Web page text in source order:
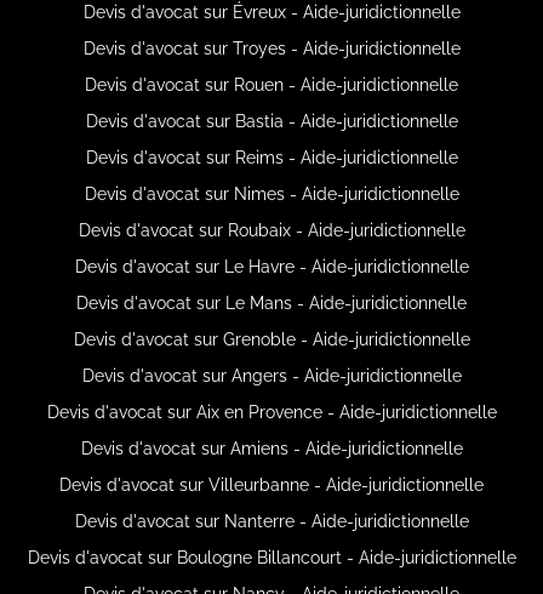
Devis d'avocat sur Évreux - Aide-juridictionnelle
Devis d'avocat sur Troyes - Aide-juridictionnelle
Devis d'avocat sur Rouen - Aide-juridictionnelle
Devis d'avocat sur Bastia - Aide-juridictionnelle
Devis d'avocat sur Reims - Aide-juridictionnelle
Devis d'avocat sur Nimes - Aide-juridictionnelle
Devis d'avocat sur Roubaix - Aide-juridictionnelle
Devis d'avocat sur Le Havre - Aide-juridictionnelle
Devis d'avocat sur Le Mans - Aide-juridictionnelle
Devis d'avocat sur Grenoble - Aide-juridictionnelle
Devis d'avocat sur Angers - Aide-juridictionnelle
Devis d'avocat sur Aix en Provence - Aide-juridictionnelle
Devis d'avocat sur Amiens - Aide-juridictionnelle
Devis d'avocat sur Villeurbanne - Aide-juridictionnelle
Devis d'avocat sur Nanterre - Aide-juridictionnelle
Devis d'avocat sur Boulogne Billancourt - Aide-juridictionnelle